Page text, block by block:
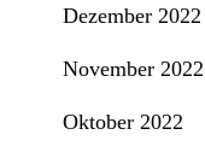
Dezember 2022
November 2022
Oktober 2022